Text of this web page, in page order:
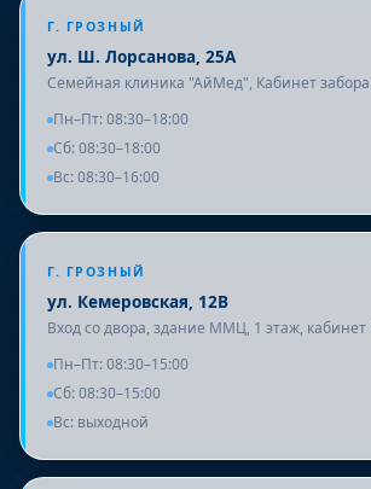
Г. ГРОЗНЫЙ
ул. Ш. Лорсанова, 25А
Семейная клиника "АйМед", Кабинет забора
Пн–Пт: 08:30–18:00
Сб: 08:30–18:00
Вс: 08:30–16:00
Г. ГРОЗНЫЙ
ул. Кемеровская, 12В
Вход со двора, здание ММЦ, 1 этаж,
Пн–Пт: 08:30–15:00
Сб: 08:30–15:00
Вс: выходной